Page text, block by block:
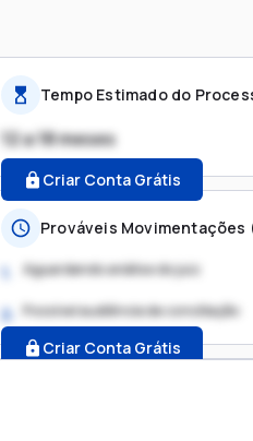
Tempo Estimado do
12 a 18 meses
Criar Conta Grátis
Prováveis Movimentações
1. Aguardando análise do juiz
2. Possível audiência de conciliação
Criar Conta Grátis